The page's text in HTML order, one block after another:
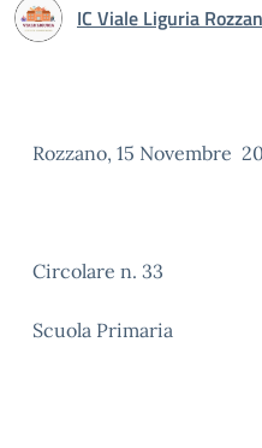
IC Viale Liguria
Rozzano, 15 Novembre
Circolare n. 33
Scuola Primaria